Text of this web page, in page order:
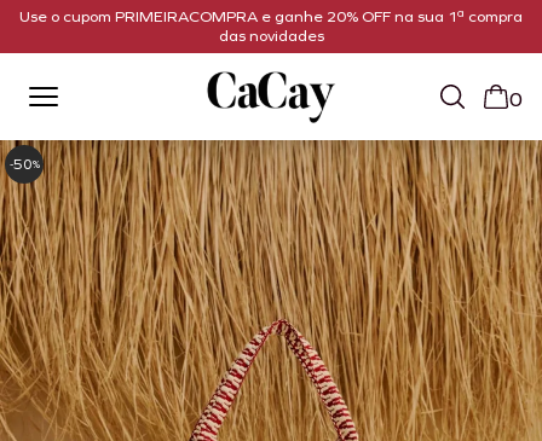
Use o cupom PRIMEIRACOMPRA e ganhe 20% OFF na sua 1ª compra
das novidades
0
-50%